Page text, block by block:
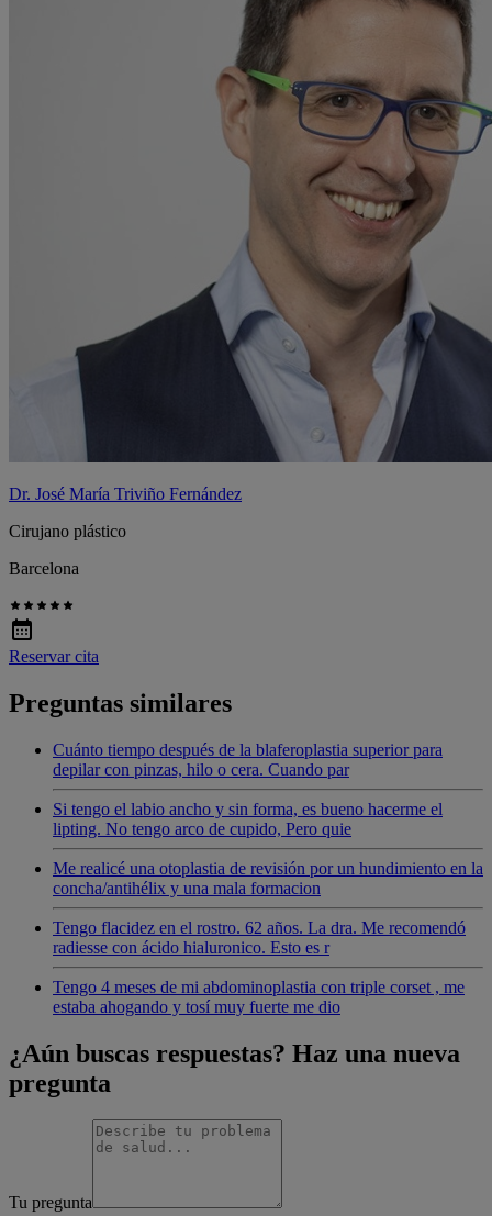
Dr. José María Triviño Fernández
Cirujano plástico
Barcelona
Reservar cita
Preguntas similares
Cuánto tiempo después de la blaferoplastia superior para
depilar con pinzas, hilo o cera. Cuando par
Si tengo el labio ancho y sin forma, es bueno hacerme el
lipting. No tengo arco de cupido, Pero quie
Me realicé una otoplastia de revisión por un hundimiento en la
concha/antihélix y una mala formacion
Tengo flacidez en el rostro. 62 años. La dra. Me recomendó
radiesse con ácido hialuronico. Esto es r
Tengo 4 meses de mi abdominoplastia con triple corset , me
estaba ahogando y tosí muy fuerte me dio
¿Aún buscas respuestas? Haz una nueva
pregunta
Tu pregunta